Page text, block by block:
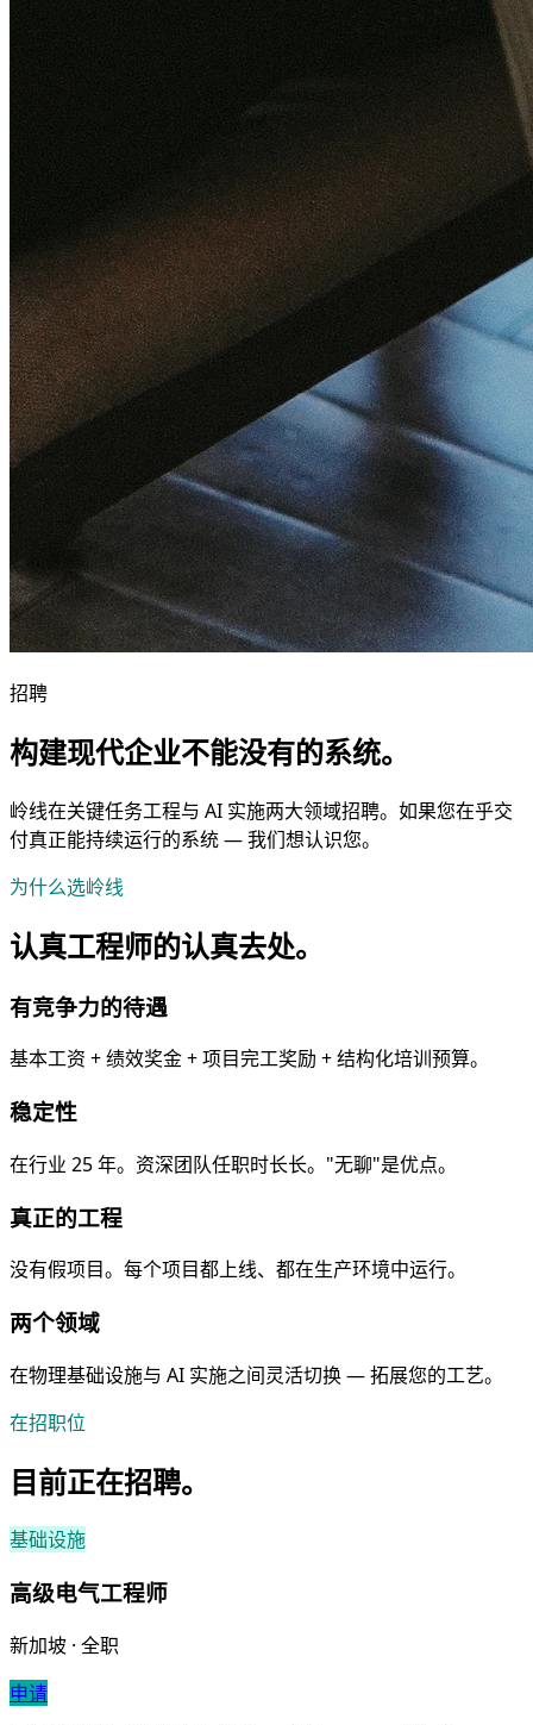
招聘
构建现代企业不能没有的系统。
岭线在关键任务工程与 AI 实施两大领域招聘。如果您在乎交
付真正能持续运行的系统 — 我们想认识您。
为什么选岭线
认真工程师的认真去处。
有竞争力的待遇
基本工资 + 绩效奖金 + 项目完工奖励 + 结构化培训预算。
稳定性
在行业 25 年。资深团队任职时长长。"无聊"是优点。
真正的工程
没有假项目。每个项目都上线、都在生产环境中运行。
两个领域
在物理基础设施与 AI 实施之间灵活切换 — 拓展您的工艺。
在招职位
目前正在招聘。
基础设施
高级电气工程师
新加坡 · 全职
申请